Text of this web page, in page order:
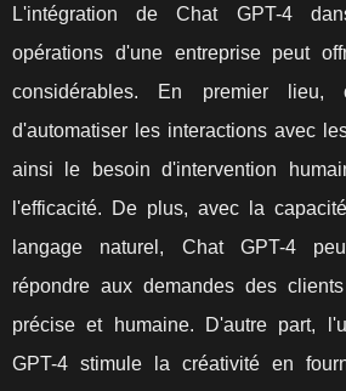
L'intégration de Chat GPT-4
opérations d'une entreprise peut
considérables. En premier lieu,
d'automatiser les interactions avec
ainsi le besoin d'intervention
l'efficacité. De plus, avec la
langage naturel, Chat GPT-4
répondre aux demandes des
précise et humaine. D'autre part,
GPT-4 stimule la créativité en